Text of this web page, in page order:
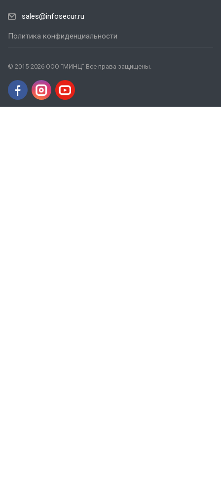
sales@infosecur.ru
Политика конфиденциальности
© 2015-2026 ООО "МИНЦ" Все права защищены.